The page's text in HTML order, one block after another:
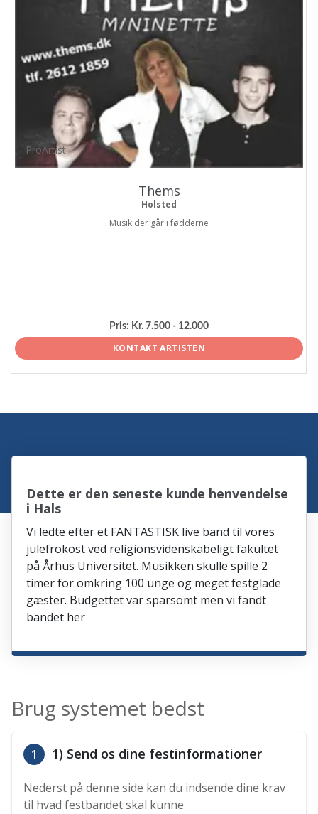
ProArtist
Thems
Holsted
Musik der går i fødderne
Pris: Kr. 7.500 - 12.000
KONTAKT ARTISTEN
Dette er den seneste kunde henvendelse
i Hals
Vi ledte efter et FANTASTISK live band til vores
julefrokost ved religionsvidenskabeligt fakultet
på Århus Universitet. Musikken skulle spille 2
timer for omkring 100 unge og meget festglade
gæster. Budgettet var sparsomt men vi fandt
bandet her
Brug systemet bedst
1 1) Send os dine festinformationer
Nederst på denne side kan du indsende dine krav
til hvad festbandet skal kunne